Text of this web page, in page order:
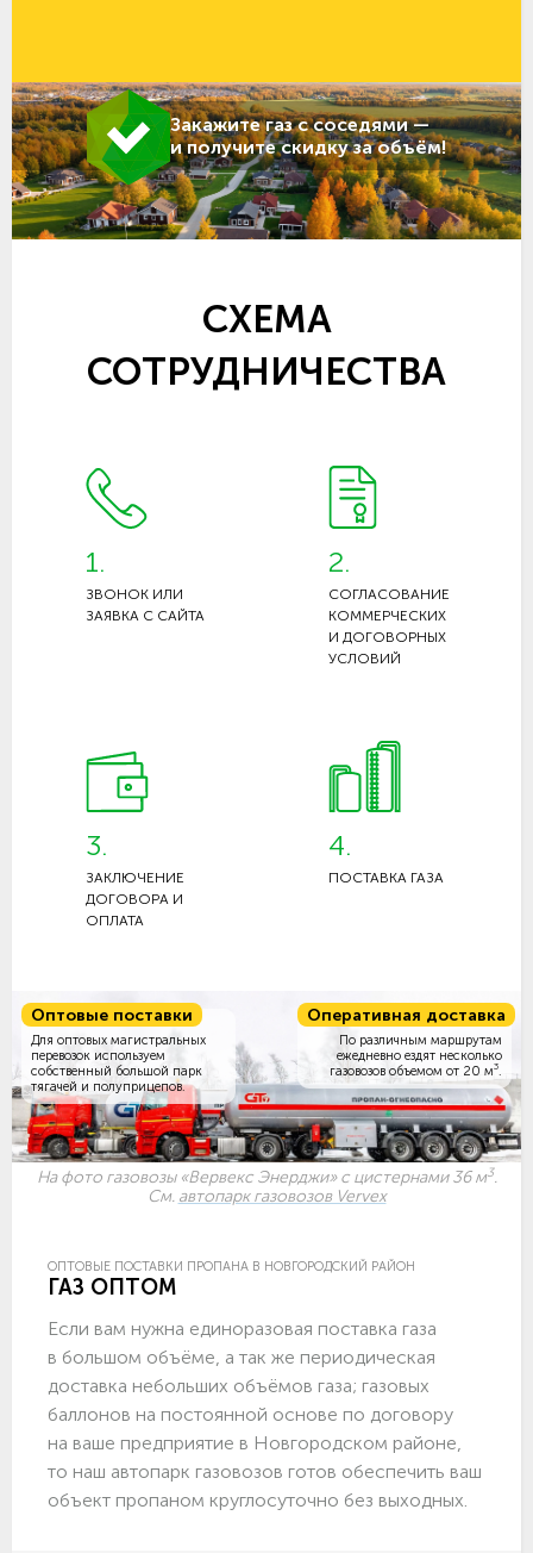
Закажите газ с соседями —
и получите скидку за объём!
СХЕМА
СОТРУДНИЧЕСТВА
1.
ЗВОНОК ИЛИ
ЗАЯВКА С САЙТА
2.
СОГЛАСОВАНИЕ
КОММЕРЧЕСКИХ
И ДОГОВОРНЫХ
УСЛОВИЙ
3.
ЗАКЛЮЧЕНИЕ
ДОГОВОРА И
ОПЛАТА
4.
ПОСТАВКА ГАЗА
Оптовые поставки
Для оптовых магистральных
перевозок используем
собственный большой парк
тягачей и полуприцепов.
Оперативная доставка
По различным маршрутам
ежедневно ездят несколько
газовозов объемом от 20 м3
На фото газовозы «Вервекс Энерджи» с цистернами 36 м3.
См. автопарк газовозов Vervex
ОПТОВЫЕ ПОСТАВКИ ПРОПАНА В НОВГОРОДСКИЙ РАЙОН
ГАЗ ОПТОМ
Если вам нужна единоразовая поставка газа
в большом объёме, а так же периодическая
доставка небольших объёмов газа; газовых
баллонов на постоянной основе по договору
на ваше предприятие в Новгородском районе,
то наш автопарк газовозов готов обеспечить ваш
объект пропаном круглосуточно без выходных.